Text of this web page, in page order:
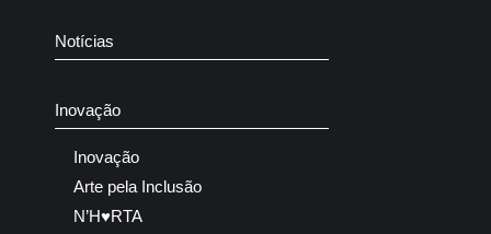
Notícias
Inovação
Inovação
Arte pela Inclusão
N’H♥RTA